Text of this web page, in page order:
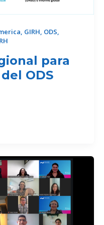
, GIRH, ODS,
para
ODS